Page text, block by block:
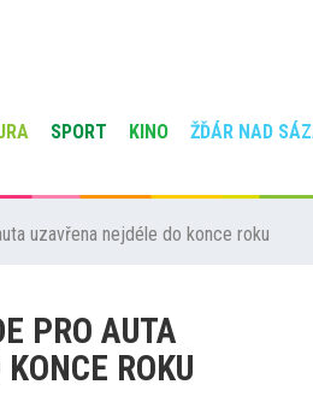
SPORT KINO ŽĎÁR NAD
uzavřena nejdéle do konce roku
PRO AUTA
ROKU